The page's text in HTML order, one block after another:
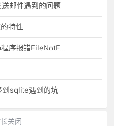
送邮件遇到的问题
特性
FileNotFoundException
sqlite遇到的坑
关闭